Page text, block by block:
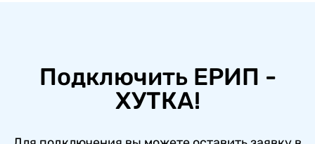
Подключить ЕРИП -
ХУТКА!